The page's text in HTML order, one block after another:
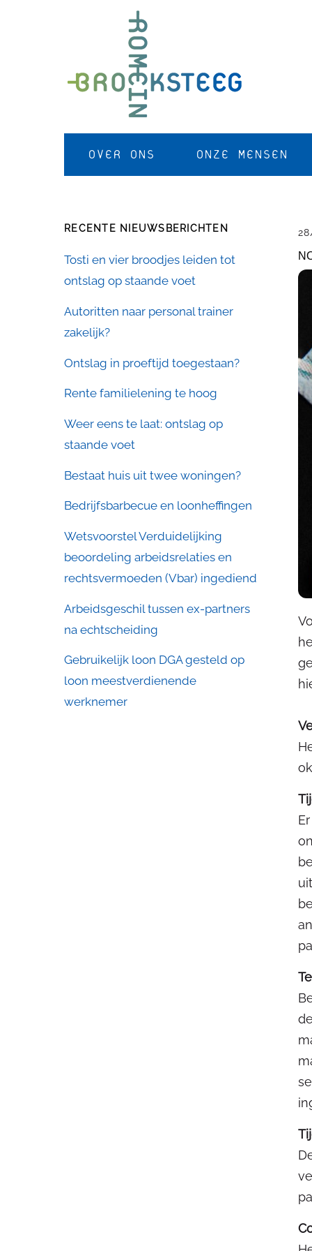
OVER ONS ONZE MENSEN
RECENTE NIEUWSBERICHTEN
Tosti en vier broodjes leiden tot
ontslag op staande voet
Autoritten naar personal trainer
zakelijk?
Ontslag in proeftijd toegestaan?
Rente familielening te hoog
Weer eens te laat: ontslag op
staande voet
Bestaat huis uit twee woningen?
Bedrijfsbarbecue en loonheffingen
Wetsvoorstel Verduidelijking
beoordeling arbeidsrelaties en
rechtsvermoeden (Vbar) ingediend
Arbeidsgeschil tussen ex-partners
na echtscheiding
Gebruikelijk loon DGA gesteld op
loon meestverdienende
werknemer